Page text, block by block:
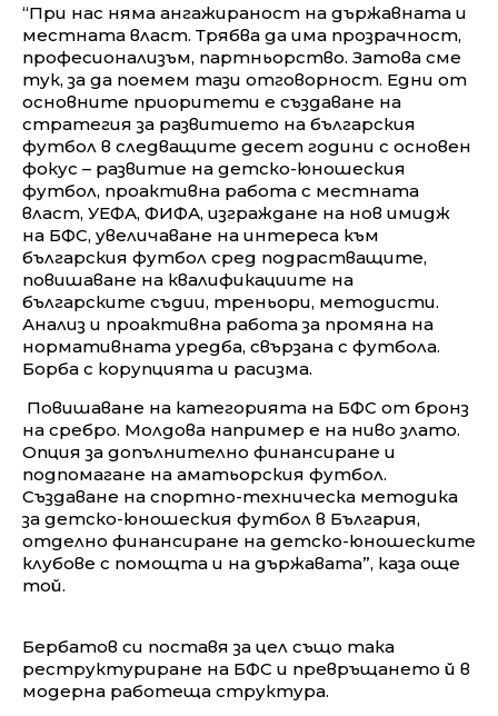
“При нас няма ангажираност на държавната и
местната власт. Трябва да има прозрачност,
професионализъм, партньорство. Затова сме
тук, за да поемем тази отговорност. Едни от
основните приоритети е създаване на
стратегия за развитието на българския
футбол в следващите десет години с основен
фокус – развитие на детско-юношеския
футбол, проактивна работа с местната
власт, УЕФА, ФИФА, изграждане на нов имидж
на БФС, увеличаване на интереса към
българския футбол сред подрастващите,
повишаване на квалификациите на
българските съдии, треньори, методисти.
Анализ и проактивна работа за промяна на
нормативната уредба, свързана с футбола.
Борба с корупцията и расизма.
Повишаване на категорията на БФС от бронз
на сребро. Молдова например е на ниво злато.
Опция за допълнително финансиране и
подпомагане на аматьорския футбол.
Създаване на спортно-техническа методика
за детско-юношеския футбол в България,
отделно финансиране на детско-юношеските
клубове с помощта и на държавата”, каза още
той.
Бербатов си поставя за цел също така
реструктуриране на БФС и превръщането й в
модерна работеща структура.